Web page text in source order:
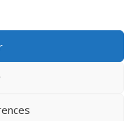
Mahindra
les témoins
contenu